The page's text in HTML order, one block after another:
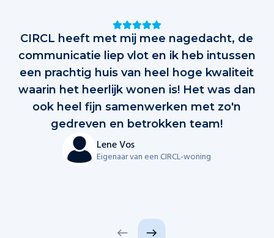
CIRCL heeft met mij mee nagedacht, de
communicatie liep vlot en ik heb intussen
een prachtig huis van heel hoge kwaliteit
waarin het heerlijk wonen is! Het was dan
ook heel fijn samenwerken met zo'n
gedreven en betrokken team!
Lene Vos
Eigenaar van een CIRCL-woning